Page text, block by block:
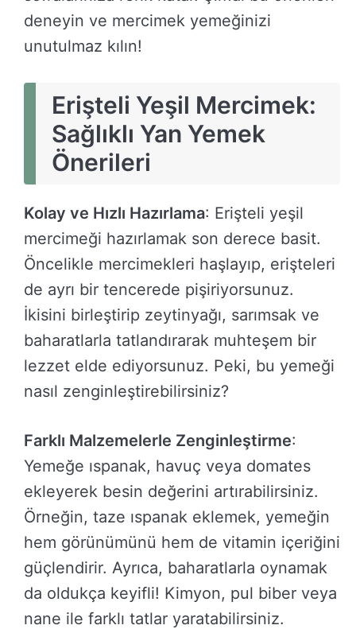
deneyin ve mercimek yemeğinizi
unutulmaz kılın!
Erişteli Yeşil Mercimek:
Sağlıklı Yan Yemek
Önerileri
Kolay ve Hızlı Hazırlama: Erişteli yeşil
mercimeği hazırlamak son derece basit.
Öncelikle mercimekleri haşlayıp, erişteleri
de ayrı bir tencerede pişiriyorsunuz.
İkisini birleştirip zeytinyağı, sarımsak ve
baharatlarla tatlandırarak muhteşem bir
lezzet elde ediyorsunuz. Peki, bu yemeği
nasıl zenginleştirebilirsiniz?
Farklı Malzemelerle Zenginleştirme:
Yemeğe ıspanak, havuç veya domates
ekleyerek besin değerini artırabilirsiniz.
Örneğin, taze ıspanak eklemek, yemeğin
hem görünümünü hem de vitamin içeriğini
güçlendirir. Ayrıca, baharatlarla oynamak
da oldukça keyifli! Kimyon, pul biber veya
nane ile farklı tatlar yaratabilirsiniz.